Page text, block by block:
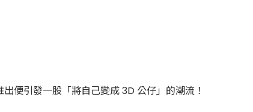
出便引發一股「將自己變成 3D 公仔」的潮流！